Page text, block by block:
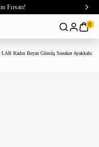
Fırsatı!
0
LAB Kadın Beyaz Gümüş Sneaker Ayakkabı